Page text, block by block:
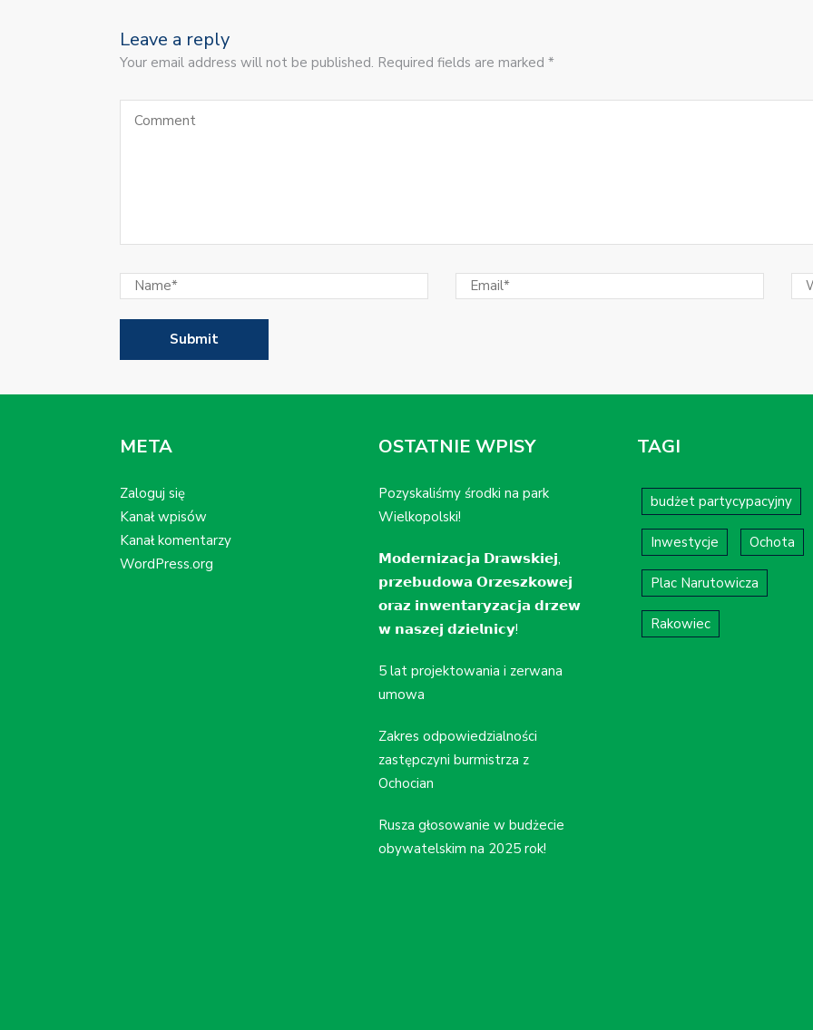
Leave a reply
Your email address will not be published. Required fields are marked *
META
Zaloguj się
Kanał wpisów
Kanał komentarzy
WordPress.org
OSTATNIE WPISY
Pozyskaliśmy środki na park
Wielkopolski!
𝗠𝗼𝗱𝗲𝗿𝗻𝗶𝘇𝗮𝗰𝗷𝗮 𝗗𝗿𝗮𝘄𝘀𝗸𝗶𝗲𝗷,
𝗽𝗿𝘇𝗲𝗯𝘂𝗱𝗼𝘄𝗮 𝗢𝗿𝘇𝗲𝘀𝘇𝗸𝗼𝘄𝗲𝗷
𝗼𝗿𝗮𝘇 𝗶𝗻𝘄𝗲𝗻𝘁𝗮𝗿𝘆𝘇𝗮𝗰𝗷𝗮 𝗱𝗿𝘇𝗲𝘄
𝘄 𝗻𝗮𝘀𝘇𝗲𝗷 𝗱𝘇𝗶𝗲𝗹𝗻𝗶𝗰𝘆!
5 lat projektowania i zerwana
umowa
Zakres odpowiedzialności
zastępczyni burmistrza z
Ochocian
Rusza głosowanie w budżecie
obywatelskim na 2025 rok!
TAGI
budżet partycypacyjny
Inwestycje Ochota
Plac Narutowicza
Rakowiec